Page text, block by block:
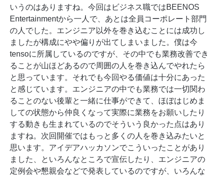
いうのはありますね。今回はビジネス職ではBEENOS
Entertainmentから一人で、あとは全員コーポレート部門
の人でした。エンジニア以外を巻き込むことには成功し
ましたが構成にやや偏りが出てしまいました。僕は今
tensoに所属しているのですが、その中でも業務改善でき
ることが山ほどあるので周囲の人を巻き込んでやれたら
と思っています。それでも今回やる価値は十分にあった
と感じています。エンジニアの中でも業務では一切関わ
ることのない後輩と一緒に仕事ができて、ほぼはじめま
しての状態から仲良くなって実際に業務をお願いしたり
する動きも生まれているのでそういう良かった点はあり
ますね。次回開催ではもっと多くの人を巻き込みたいと
思います。アイデアハッカソンでこういったことがあり
ました、といろんなところで宣伝したり、エンジニアの
定例会や懇親会などで発表しているのですが、いろんな